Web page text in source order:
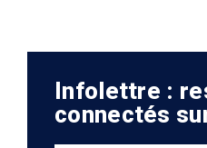
Infolettre :
connectés